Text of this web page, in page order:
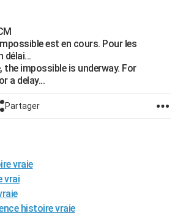
est en cours. Pour les
délai...
the impossible is underway. For
a delay...
Partager
vraie
vrai
histoire vraie